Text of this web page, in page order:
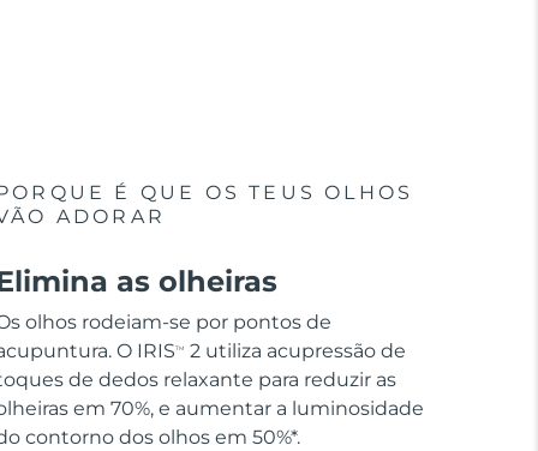
É QUE OS TEUS OLHOS
ADORAR
as olheiras
olhos rodeiam-se por pontos de
O IRISTM
2 utiliza acupressão de
de dedos relaxante para reduzir as
em 70%, e aumentar a luminosidade
contorno dos olhos em 50%*.